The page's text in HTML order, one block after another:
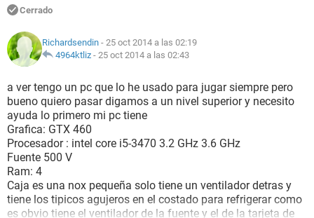
Cerrado
Richardsendin - 25 oct 2014 a las 02:19
4964ktliz - 25 oct 2014 a las 02:43
a ver tengo un pc que lo he usado para jugar siempre pero
bueno quiero pasar digamos a un nivel superior y necesito
ayuda lo primero mi pc tiene
Grafica: GTX 460
Procesador : intel core i5-3470 3.2 GHz 3.6 GHz
Fuente 500 V
Ram: 4
Caja es una nox pequeña solo tiene un ventilador detras y
tiene los tipicos agujeros en el costado para refrigerar como
es obvio tiene el ventilador de la fuente y el de la tarjeta de